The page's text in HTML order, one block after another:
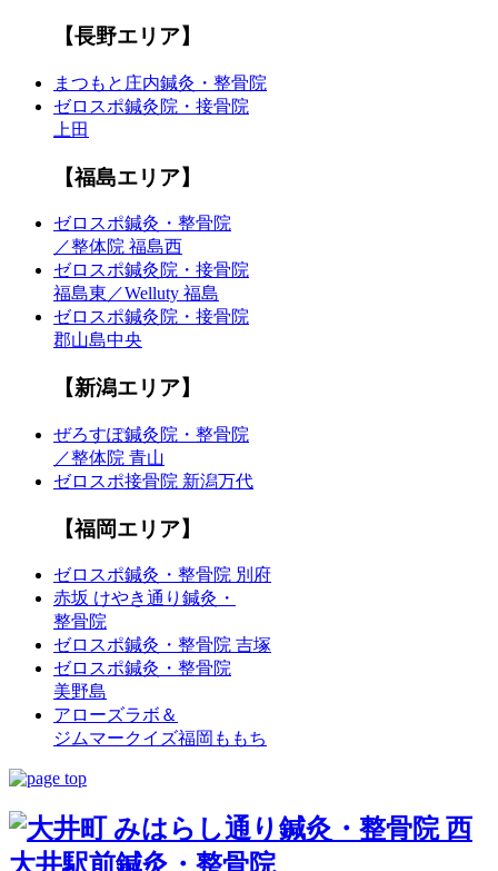
【長野エリア】
まつもと庄内鍼灸・整骨院
ゼロスポ鍼灸院・接骨院
上田
【福島エリア】
ゼロスポ鍼灸・整骨院
／整体院 福島西
ゼロスポ鍼灸院・接骨院
福島東／Welluty 福島
ゼロスポ鍼灸院・接骨院
郡山島中央
【新潟エリア】
ぜろすぽ鍼灸院・整骨院
／整体院 青山
ゼロスポ接骨院 新潟万代
【福岡エリア】
ゼロスポ鍼灸・整骨院 別府
赤坂 けやき通り鍼灸・
整骨院
ゼロスポ鍼灸・整骨院 吉塚
ゼロスポ鍼灸・整骨院
美野島
アローズラボ＆
ジムマークイズ福岡ももち